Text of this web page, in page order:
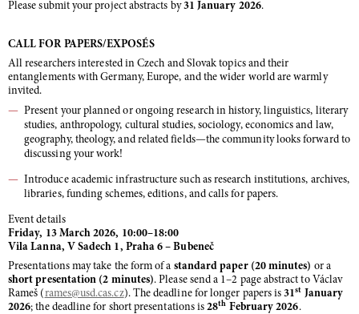
Please submit your project abstracts by31 January 2026.
CALL FOR PAPERS/EXPOSÉS
All researchers interested in Czech and Slovak topics and their
entanglements with Germany, Europe, and the wider world are warmly
invited.
Present your planned or ongoing research in history, linguistics, literary
studies, anthropology, cultural studies, sociology, economics and law,
geography, theology, and related fields—the community looks forward to
discussing your work!
Introduce academic infrastructure such as research institutions, archives,
libraries, funding schemes, editions, and calls for papers.
Event details
Friday, 13 March 2026, 10:00–18:00
Vila Lanna, V Sadech 1, Praha 6 – Bubeneč
Presentations may take the form of a standard paper (20 minutes) or a
short presentation (2 minutes). Please send a 1–2 page abstract to Václav
Rameš ( rames@usd.cas.cz). The deadline for longer papers is31st January
2026; the deadline for short presentations is28th February 2026.